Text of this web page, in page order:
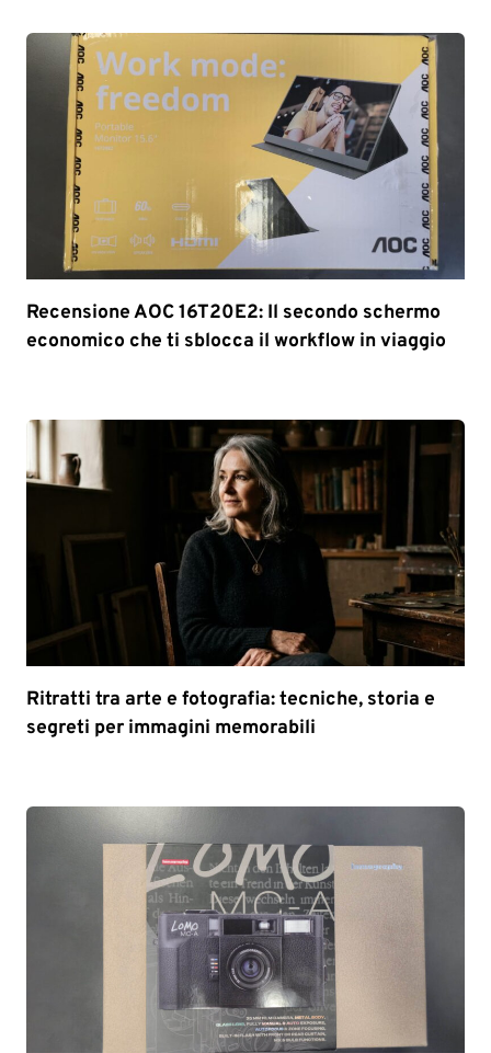
Recensione AOC 16T20E2: Il secondo schermo
economico che ti sblocca il workflow in viaggio
Ritratti tra arte e fotografia: tecniche, storia e
segreti per immagini memorabili